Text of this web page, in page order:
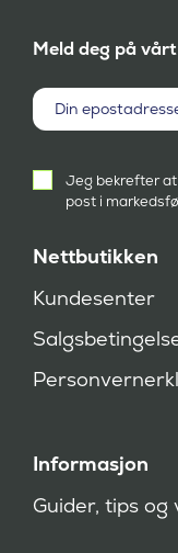
Nettbutikken
Kundesenter
Informasjon
Guider, tips og
Meld deg på
samtykke
k
e
d
Jeg bekrefter
post i